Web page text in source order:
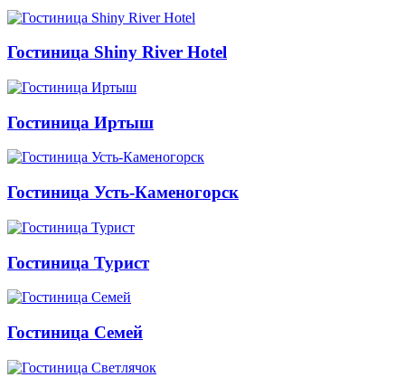
Гостиница Shiny River Hotel
Гостиница Иртыш
Гостиница Усть-Каменогорск
Гостиница Турист
Гостиница Семей